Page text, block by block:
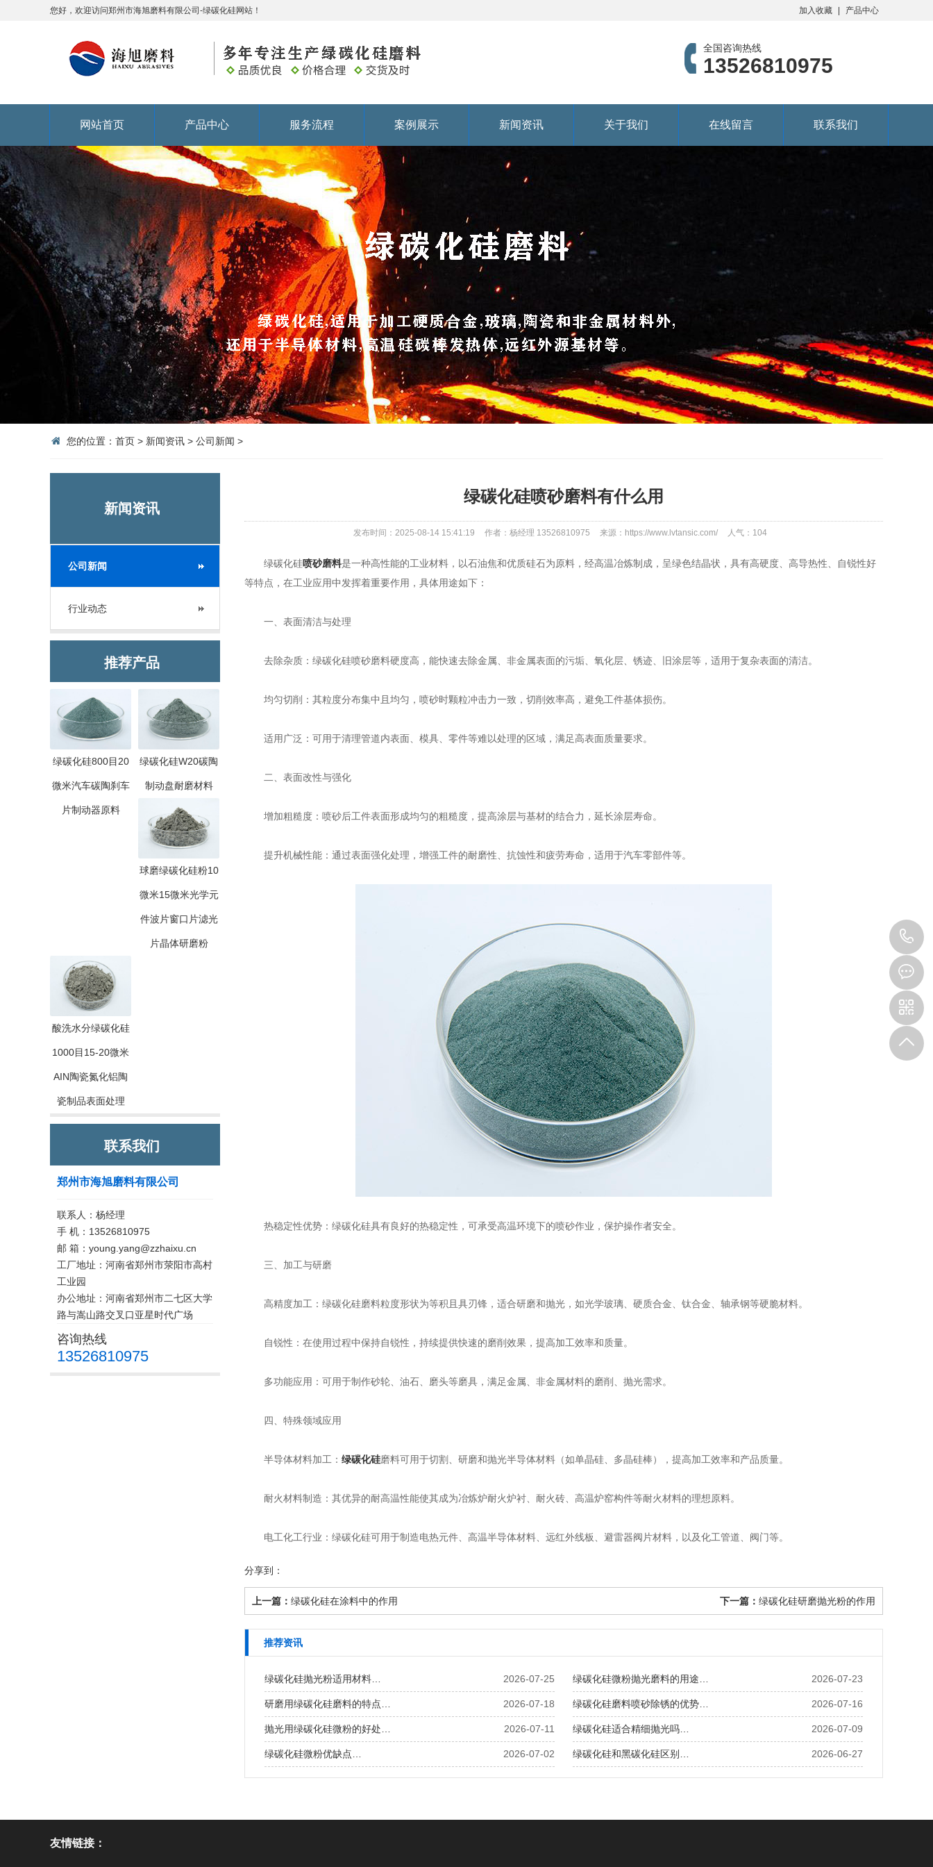
您好，欢迎访问郑州市海旭磨料有限公司-绿碳化硅网站！ 加入收藏 产品中心
全国咨询热线
13526810975
网站首页 产品中心 服务流程 案例展示 新闻资讯 关于我们 在线留言 联系我们
您的位置： 首页 > 新闻资讯 > 公司新闻 >
新闻资讯
公司新闻
行业动态
推荐产品
绿碳化硅800目20
微米汽车碳陶刹车
片制动器原料
绿碳化硅W20碳陶
制动盘耐磨材料
球磨绿碳化硅粉10
微米15微米光学元
件波片窗口片滤光
片晶体研磨粉
酸洗水分绿碳化硅
1000目15-20微米
AIN陶瓷氮化铝陶
瓷制品表面处理
联系我们
郑州市海旭磨料有限公司
联系人：杨经理
手 机：13526810975
邮 箱：young.yang@zzhaixu.cn
工厂地址：河南省郑州市荥阳市高村
工业园
办公地址：河南省郑州市二七区大学
路与嵩山路交叉口亚星时代广场
咨询热线
13526810975
绿碳化硅喷砂磨料有什么用
发布时间：2025-08-14 15:41:19 作者：杨经理 13526810975 来源：https://www.lvtansic.com/ 人气： 104
绿碳化硅喷砂磨料是一种高性能的工业材料，以石油焦和优质硅石为原料，经高温冶炼制成，呈绿色结晶状，具有高硬度、高导热性、自锐性好
等特点，在工业应用中发挥着重要作用，具体用途如下：
一、表面清洁与处理
去除杂质：绿碳化硅喷砂磨料硬度高，能快速去除金属、非金属表面的污垢、氧化层、锈迹、旧涂层等，适用于复杂表面的清洁。
均匀切削：其粒度分布集中且均匀，喷砂时颗粒冲击力一致，切削效率高，避免工件基体损伤。
适用广泛：可用于清理管道内表面、模具、零件等难以处理的区域，满足高表面质量要求。
二、表面改性与强化
增加粗糙度：喷砂后工件表面形成均匀的粗糙度，提高涂层与基材的结合力，延长涂层寿命。
提升机械性能：通过表面强化处理，增强工件的耐磨性、抗蚀性和疲劳寿命，适用于汽车零部件等。
热稳定性优势：绿碳化硅具有良好的热稳定性，可承受高温环境下的喷砂作业，保护操作者安全。
三、加工与研磨
高精度加工：绿碳化硅磨料粒度形状为等积且具刃锋，适合研磨和抛光，如光学玻璃、硬质合金、钛合金、轴承钢等硬脆材料。
自锐性：在使用过程中保持自锐性，持续提供快速的磨削效果，提高加工效率和质量。
多功能应用：可用于制作砂轮、油石、磨头等磨具，满足金属、非金属材料的磨削、抛光需求。
四、特殊领域应用
半导体材料加工： 绿碳化硅磨料可用于切割、研磨和抛光半导体材料（如单晶硅、多晶硅棒），提高加工效率和产品质量。
耐火材料制造：其优异的耐高温性能使其成为冶炼炉耐火炉衬、耐火砖、高温炉窑构件等耐火材料的理想原料。
电工化工行业：绿碳化硅可用于制造电热元件、高温半导体材料、远红外线板、避雷器阀片材料，以及化工管道、阀门等。
分享到：
上一篇： 绿碳化硅在涂料中的作用 下一篇： 绿碳化硅研磨抛光粉的作用
推荐资讯
2026-07-25
绿碳化硅抛光粉适用材料… 2026-07-23
绿碳化硅微粉抛光磨料的用途…
2026-07-18
研磨用绿碳化硅磨料的特点… 2026-07-16
绿碳化硅磨料喷砂除锈的优势…
2026-07-11
抛光用绿碳化硅微粉的好处… 2026-07-09
绿碳化硅适合精细抛光吗…
2026-07-02
绿碳化硅微粉优缺点… 2026-06-27
绿碳化硅和黑碳化硅区别…
友情链接：